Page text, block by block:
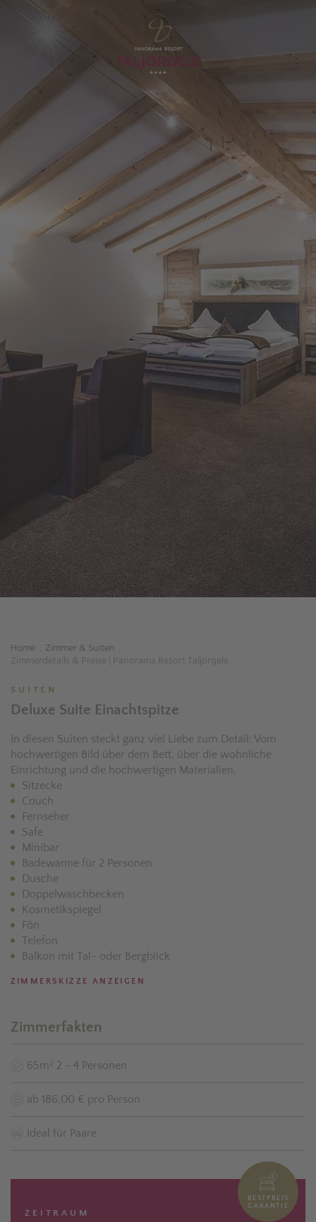
Home . Zimmer & Suiten .
Zimmerdetails & Preise | Panorama Resort Taljörgele
SUITEN
Deluxe Suite Einachtspitze
In diesen Suiten steckt ganz viel Liebe zum Detail: Vom
hochwertigen Bild über dem Bett, über die wohnliche
Einrichtung und die hochwertigen Materialien.
Sitzecke
Couch
Fernseher
Safe
Minibar
Badewanne für 2 Personen
Dusche
Doppelwaschbecken
Kosmetikspiegel
Fön
Telefon
Balkon mit Tal- oder Bergblick
ZIMMERSKIZZE ANZEIGEN
Zimmerfakten
65m² 2 - 4 Personen
ab 186,00 € pro Person
Ideal für Paare
BESTPREIS
GARANTIE
ZEITRAUM